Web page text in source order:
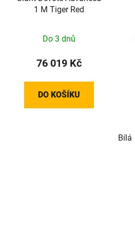
1 M Tiger Red
Do 3 dnů
76 019 Kč
DO KOŠÍKU
Bílá